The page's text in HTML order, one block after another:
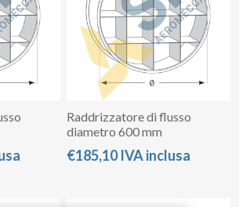
Raddrizzatore di flusso
diametro 600 mm
€185,10 IVA inclusa